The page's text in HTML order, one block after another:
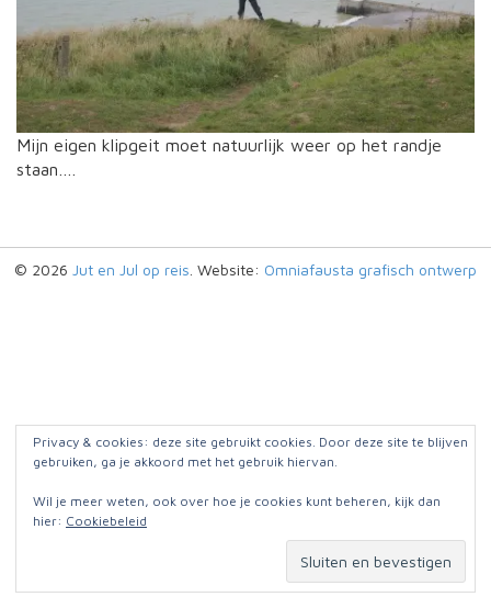
Mijn eigen klipgeit moet natuurlijk weer op het randje
staan….
© 2026 Jut en Jul op reis . Website: Omniafausta grafisch ontwerp
Privacy & cookies: deze site gebruikt cookies. Door deze site te blijven
gebruiken, ga je akkoord met het gebruik hiervan.
Wil je meer weten, ook over hoe je cookies kunt beheren, kijk dan
hier: Cookiebeleid